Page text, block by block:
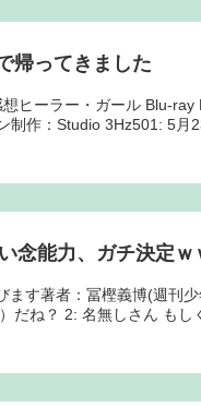
帰ってきました
ヒーラー・ガール Blu-
制作：Studio 3Hz501: 5月
念能力、ガチ決定ｗ
す著者：冨樫義博(週刊
だね？ 2: 名無しさん もし